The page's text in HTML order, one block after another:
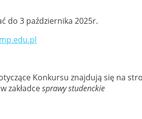
do 3 października 2025r.
Konkursu znajdują się na
zakładcesprawy studenckie